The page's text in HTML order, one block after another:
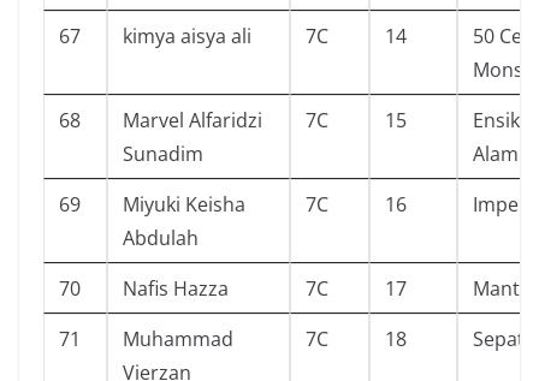
67 kimya aisya ali 7C 14
50
68
Marvel Alfaridzi
Sunadim
7C 15
Alam
69
Miyuki Keisha
Abdulah
7C 16
70 Nafis Hazza 7C 17
71
Muhammad
Vierzan
7C 18